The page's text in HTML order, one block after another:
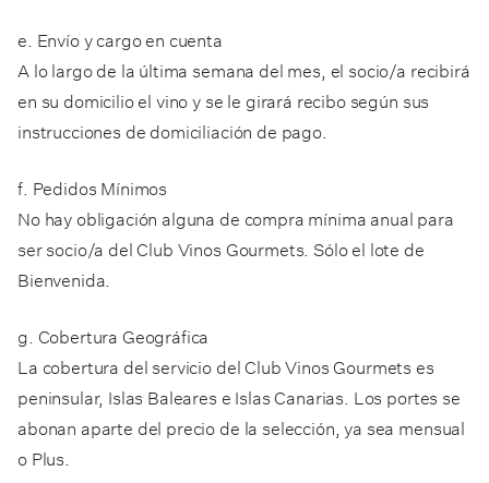
e. Envío y cargo en cuenta
A lo largo de la última semana del mes, el socio/a recibirá
en su domicilio el vino y se le girará recibo según sus
instrucciones de domiciliación de pago.
f. Pedidos Mínimos
No hay obligación alguna de compra mínima anual para
ser socio/a del Club Vinos Gourmets. Sólo el lote de
Bienvenida.
g. Cobertura Geográfica
La cobertura del servicio del Club Vinos Gourmets es
peninsular, Islas Baleares e Islas Canarias. Los portes se
abonan aparte del precio de la selección, ya sea mensual
o Plus.